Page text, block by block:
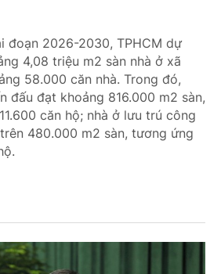
đoạn 2026-2030, TPHCM dự
4,08 triệu m2 sàn nhà ở xã
58.000 căn nhà. Trong đó,
đấu đạt khoảng 816.000 m2 sàn,
căn hộ; nhà ở lưu trú công
480.000 m2 sàn, tương ứng